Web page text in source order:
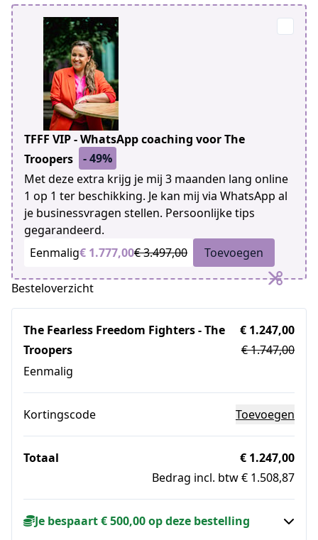
TFFF VIP - WhatsApp coaching voor The
Troopers
- 49%
Met deze extra krijg je mij 3 maanden lang online
1 op 1 ter beschikking. Je kan mij via WhatsApp al
je businessvragen stellen. Persoonlijke tips
gegarandeerd.
Eenmalig€ 1.777,00€ 3.497,00 Toevoegen
Besteloverzicht
The Fearless Freedom Fighters - The
Troopers
Eenmalig
€ 1.247,00
€ 1.747,00
Kortingscode Toevoegen
Totaal
€ 1.247,00
Bedrag incl. btw € 1.508,87
Je bespaart € 500,00 op deze bestelling